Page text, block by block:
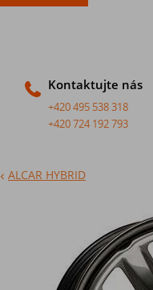
Kontaktujte nás
+420 495 538 318
+420 724 192 793
ALCAR HYBRID